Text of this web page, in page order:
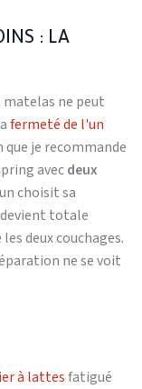
: LA
matelas ne peut
fermeté de l'un
je recommande
avecdeux
choisit sa
totale
deux couchages.
ne se voit
à lattesfatigué